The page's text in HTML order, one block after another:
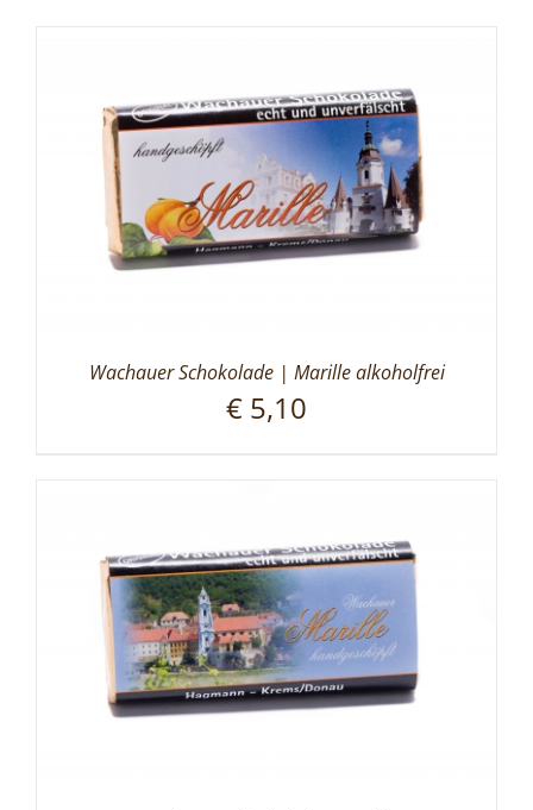
Wachauer Schokolade | Marille alkoholfrei
€ 5,10